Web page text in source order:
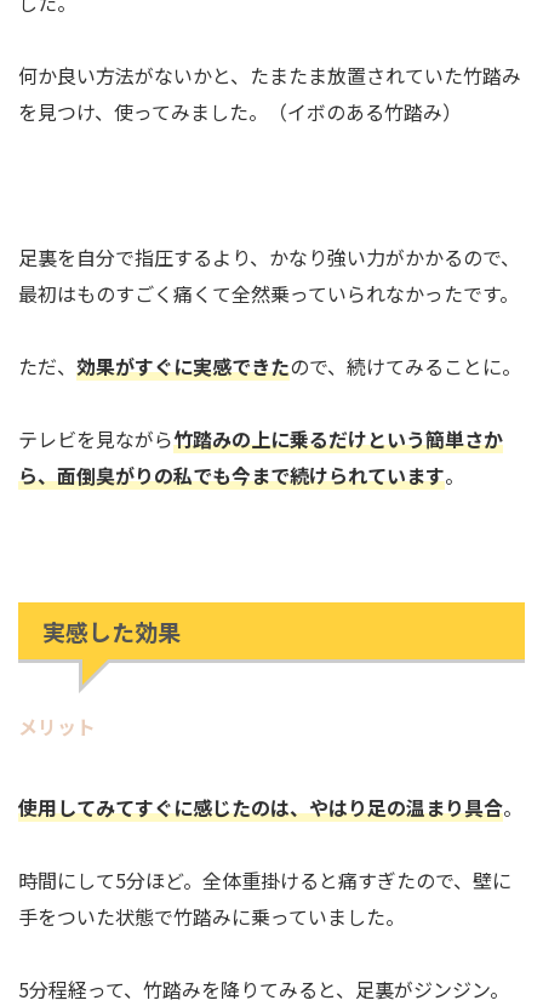
何か良い方法がないかと、たまたま放置されていた竹踏み
を見つけ、使ってみました。（イボのある竹踏み）
足裏を自分で指圧するより、かなり強い力がかかるので、
最初はものすごく痛くて全然乗っていられなかったです。
ただ、 効果がすぐに実感できたので、続けてみることに。
テレビを見ながら竹踏みの上に乗るだけという簡単さか
ら、面倒臭がりの私でも今まで続けられています。
実感した効果
メリット
使用してみてすぐに感じたのは、やはり足の温まり具合。
時間にして5分ほど。全体重掛けると痛すぎたので、壁に
手をついた状態で竹踏みに乗っていました。
5分程経って、竹踏みを降りてみると、足裏がジンジン。